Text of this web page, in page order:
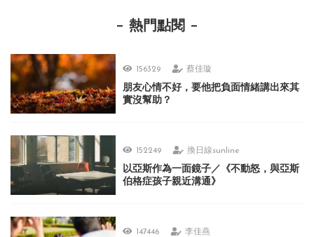
熱門點閱
156329 蔡佳璇
朋友心情不好，要他把負面情緒講出來其
實沒幫助？
152249 換日線sunline
以亞斯作為一面鏡子／《不動怒，與亞斯
伯格症孩子親近溝通》
147446 李佳燕